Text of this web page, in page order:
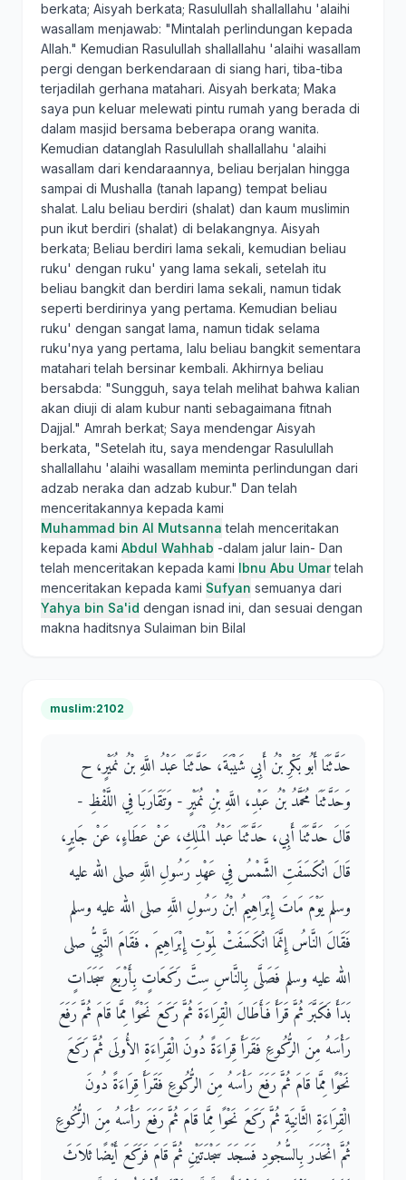
berkata; Aisyah berkata; Rasulullah shallallahu 'alaihi
wasallam menjawab: "Mintalah perlindungan kepada
Allah." Kemudian Rasulullah shallallahu 'alaihi wasallam
pergi dengan berkendaraan di siang hari, tiba-tiba
terjadilah gerhana matahari. Aisyah berkata; Maka
saya pun keluar melewati pintu rumah yang berada di
dalam masjid bersama beberapa orang wanita.
Kemudian datanglah Rasulullah shallallahu 'alaihi
wasallam dari kendaraannya, beliau berjalan hingga
sampai di Mushalla (tanah lapang) tempat beliau
shalat. Lalu beliau berdiri (shalat) dan kaum muslimin
pun ikut berdiri (shalat) di belakangnya. Aisyah
berkata; Beliau berdiri lama sekali, kemudian beliau
ruku' dengan ruku' yang lama sekali, setelah itu
beliau bangkit dan berdiri lama sekali, namun tidak
seperti berdirinya yang pertama. Kemudian beliau
ruku' dengan sangat lama, namun tidak selama
ruku'nya yang pertama, lalu beliau bangkit sementara
matahari telah bersinar kembali. Akhirnya beliau
bersabda: "Sungguh, saya telah melihat bahwa kalian
akan diuji di alam kubur nanti sebagaimana fitnah
Dajjal." Amrah berkat; Saya mendengar Aisyah
berkata, "Setelah itu, saya mendengar Rasulullah
shallallahu 'alaihi wasallam meminta perlindungan dari
adzab neraka dan adzab kubur." Dan telah
menceritakannya kepada kami
Muhammad bin Al Mutsanna telah menceritakan
kepada kami Abdul Wahhab -dalam jalur lain- Dan
telah menceritakan kepada kami Ibnu Abu Umartelah
menceritakan kepada kami Sufyan semuanya dari
Yahya bin Sa'id dengan isnad ini, dan sesuai dengan
makna haditsnya Sulaiman bin Bilal
muslim:2102
حَدَّثَنَا أَبُو بَكْرِ بْنُ أَبِي شَيْبَةَ، حَدَّثَنَا عَبْدُ اللَّهِ بْنُ نُمَيْرٍ، ح
وَحَدَّثَنَا مُحَمَّدُ بْنُ عَبْدِ، اللَّهِ بْنِ نُمَيْرٍ - وَتَقَارَبَا فِي اللَّفْظِ -
قَالَ حَدَّثَنَا أَبِي، حَدَّثَنَا عَبْدُ الْمَلِكِ، عَنْ عَطَاءٍ، عَنْ جَابِرٍ،
قَالَ انْكَسَفَتِ الشَّمْسُ فِي عَهْدِ رَسُولِ اللَّهِ صلى الله عليه
وسلم يَوْمَ مَاتَ إِبْرَاهِيمُ ابْنُ رَسُولِ اللَّهِ صلى الله عليه وسلم
فَقَالَ النَّاسُ إِنَّمَا انْكَسَفَتْ لِمَوْتِ إِبْرَاهِيمَ ‏.‏ فَقَامَ النَّبِيُّ صلى
الله عليه وسلم فَصَلَّى بِالنَّاسِ سِتَّ رَكَعَاتٍ بِأَرْبَعِ سَجَدَاتٍ
بَدَأَ فَكَبَّرَ ثُمَّ قَرَأَ فَأَطَالَ الْقِرَاءَةَ ثُمَّ رَكَعَ نَحْوًا مِمَّا قَامَ ثُمَّ رَفَعَ
رَأْسَهُ مِنَ الرُّكُوعِ فَقَرَأَ قِرَاءَةً دُونَ الْقِرَاءَةِ الأُولَى ثُمَّ رَكَعَ
نَحْوًا مِمَّا قَامَ ثُمَّ رَفَعَ رَأْسَهُ مِنَ الرُّكُوعِ فَقَرَأَ قِرَاءَةً دُونَ
الْقِرَاءَةِ الثَّانِيَةِ ثُمَّ رَكَعَ نَحْوًا مِمَّا قَامَ ثُمَّ رَفَعَ رَأْسَهُ مِنَ الرُّكُوعِ
ثُمَّ انْحَدَرَ بِالسُّجُودِ فَسَجَدَ سَجْدَتَيْنِ ثُمَّ قَامَ فَرَكَعَ أَيْضًا ثَلاَثَ